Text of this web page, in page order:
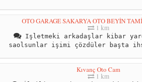
OTO GARAGE SAKARYA OTO BEYİN
1 km
Işletmeki arkadaşlar kibar
saolsunlar işimi çözdüler başta
Kıvanç Oto Cam
1 km